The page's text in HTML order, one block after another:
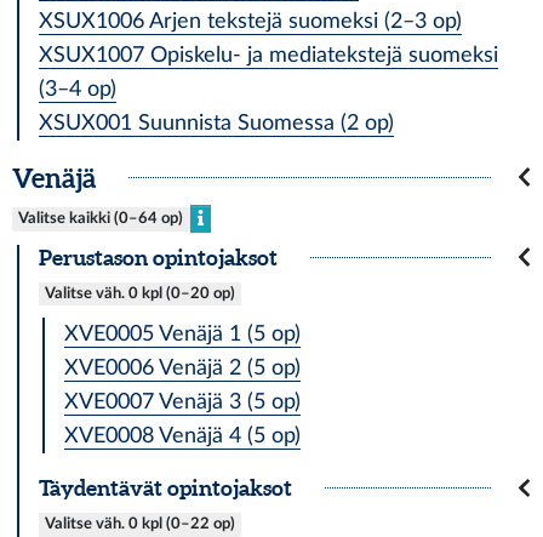
XSUX1006 Arjen tekstejä suomeksi (2–3 op)
XSUX1007 Opiskelu- ja mediatekstejä suomeksi
(3–4 op)
XSUX001 Suunnista Suomessa (2 op)
Venäjä
Valitse kaikki (0–64 op)
Perustason opintojaksot
Valitse väh. 0 kpl (0–20 op)
XVE0005 Venäjä 1 (5 op)
XVE0006 Venäjä 2 (5 op)
XVE0007 Venäjä 3 (5 op)
XVE0008 Venäjä 4 (5 op)
Täydentävät opintojaksot
Valitse väh. 0 kpl (0–22 op)